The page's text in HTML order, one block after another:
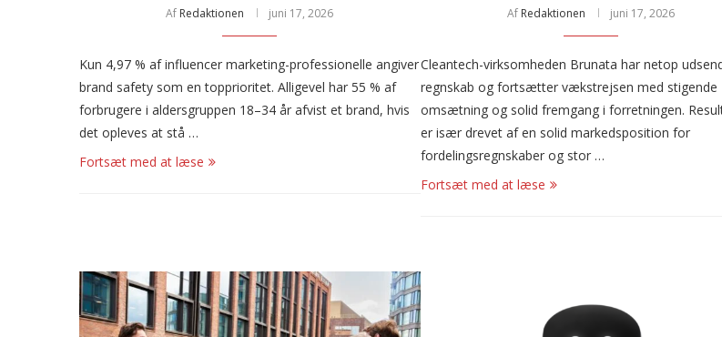
Af Redaktionen juni 17, 2026
Kun 4,97 % af influencer marketing-professionelle angiver
brand safety som en topprioritet. Alligevel har 55 % af
forbrugere i aldersgruppen 18–34 år afvist et brand, hvis
det opleves at stå …
Fortsæt med at læse
Af Redaktionen juni 17, 2026
Cleantech-virksomheden Brunata har netop
regnskab og fortsætter vækstrejsen med stigende
omsætning og solid fremgang i forretningen.
er især drevet af en solid markedsposition for
fordelingsregnskaber og stor …
Fortsæt med at læse